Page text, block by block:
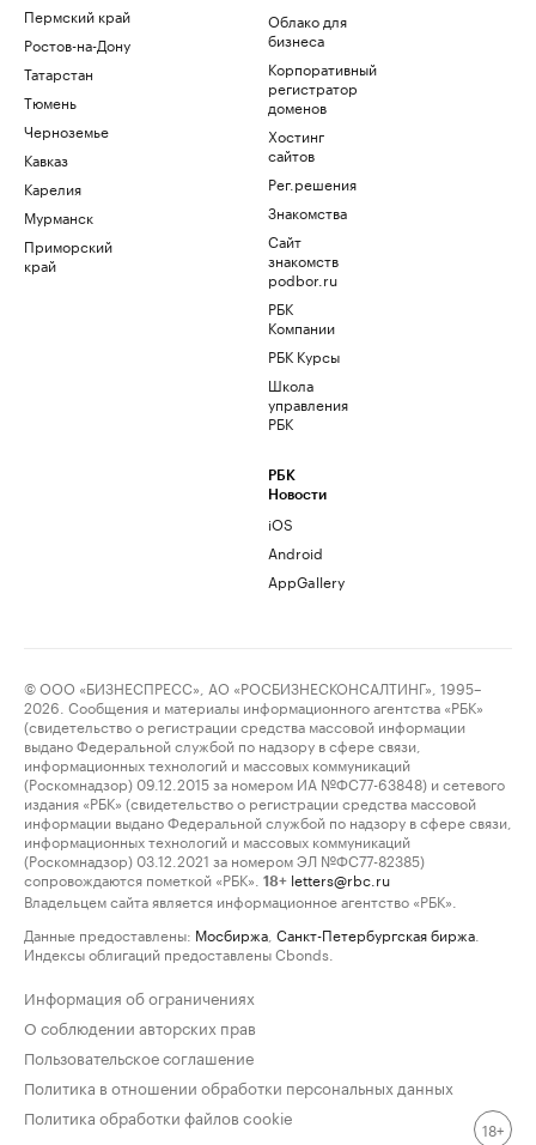
Пермский край
Ростов-на-Дону
Татарстан
Тюмень
Черноземье
Кавказ
Карелия
Мурманск
Приморский
край
Облако для
бизнеса
Корпоративный
регистратор
доменов
Хостинг
сайтов
Рег.решения
Знакомства
Сайт
знакомств
podbor.ru
РБК
Компании
РБК Курсы
Школа
управления
РБК
РБК
Новости
iOS
Android
AppGallery
© ООО «БИЗНЕСПРЕСС», АО «РОСБИЗНЕСКОНСАЛТИНГ», 1995–
2026. Сообщения и материалы информационного агентства «РБК»
(свидетельство о регистрации средства массовой информации
выдано Федеральной службой по надзору в сфере связи,
информационных технологий и массовых коммуникаций
(Роскомнадзор) 09.12.2015 за номером ИА №ФС77-63848) и сетевого
издания «РБК» (свидетельство о регистрации средства массовой
информации выдано Федеральной службой по надзору в сфере связи,
информационных технологий и массовых коммуникаций
(Роскомнадзор) 03.12.2021 за номером ЭЛ №ФС77-82385)
сопровождаются пометкой «РБК».
18+ letters@rbc.ru
Владельцем сайта является информационное агентство «РБК».
Данные предоставлены: Мосбиржа Санкт-Петербургская биржа
Индексы облигаций предоставлены Cbonds.
Информация об ограничениях
О соблюдении авторских прав
Пользовательское соглашение
Политика в отношении обработки персональных данных
Политика обработки файлов cookie
18+